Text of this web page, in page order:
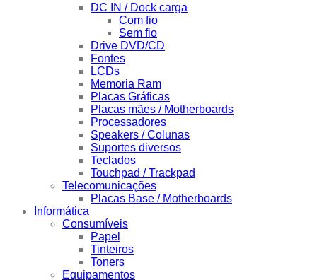
DC IN / Dock carga
Com fio
Sem fio
Drive DVD/CD
Fontes
LCDs
Memoria Ram
Placas Gráficas
Placas mães / Motherboards
Processadores
Speakers / Colunas
Suportes diversos
Teclados
Touchpad / Trackpad
Telecomunicações
Placas Base / Motherboards
Informática
Consumíveis
Papel
Tinteiros
Toners
Equipamentos